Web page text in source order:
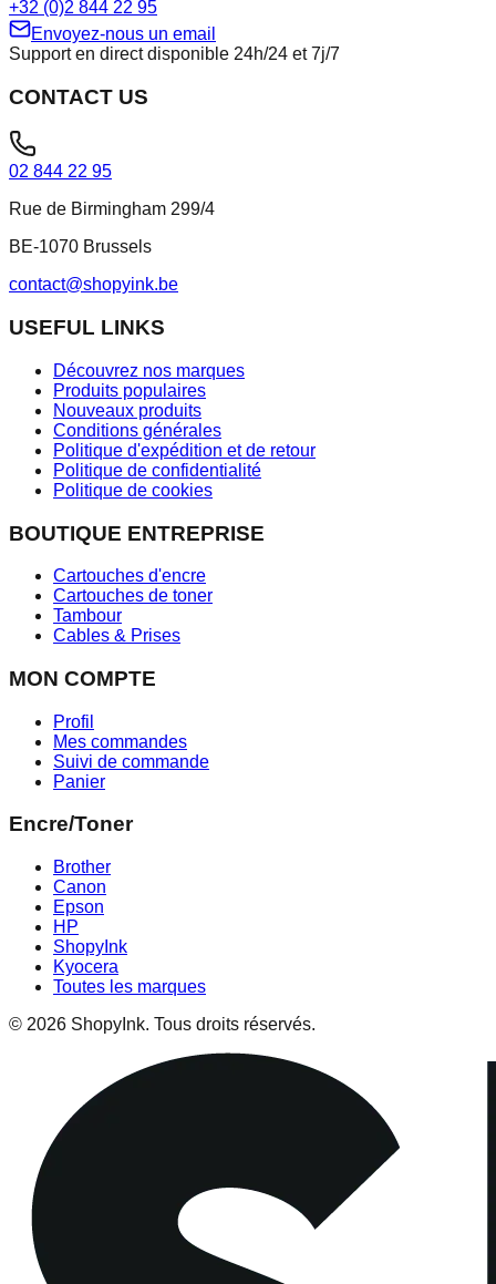
+32 (0)2 844 22 95
Envoyez-nous un email
Support en direct disponible 24h/24 et 7j/7
CONTACT US
02 844 22 95
Rue de Birmingham 299/4
BE-1070 Brussels
contact@shopyink.be
USEFUL LINKS
Découvrez nos marques
Produits populaires
Nouveaux produits
Conditions générales
Politique d'expédition et de retour
Politique de confidentialité
Politique de cookies
BOUTIQUE ENTREPRISE
Cartouches d'encre
Cartouches de toner
Tambour
Cables & Prises
MON COMPTE
Profil
Mes commandes
Suivi de commande
Panier
Encre/Toner
Brother
Canon
Epson
HP
ShopyInk
Kyocera
Toutes les marques
© 2026 ShopyInk. Tous droits réservés.